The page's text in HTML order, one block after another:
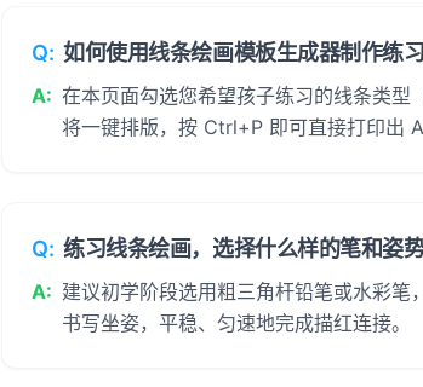
Q: 如何使用线条绘画模板生成器制作练习
A: 在本页面勾选您希望孩子练习的线条类型
将一键排版，按 Ctrl+P 即可直接打印出
Q: 练习线条绘画，选择什么样的笔和姿势
A: 建议初学阶段选用粗三角杆铅笔或水彩笔
书写坐姿，平稳、匀速地完成描红连接。